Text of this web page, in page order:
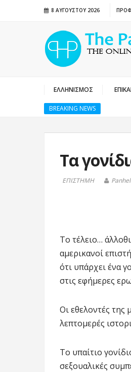
8 ΑΥΓΟΎΣΤΟΥ 2026
ΕΛΛΗΝΙΣΜΟΣ
BREAKING NEWS
Τα
ΕΠΙΣΤΗΜΗ
Το τέλειο…
αμερικανοί
ότι υπάρχει ένα
στις εφήμερες
Οι εθελοντές της
λεπτομερές
Το υπαίτιο
σεξουαλικές